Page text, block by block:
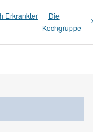
Erkrankter
Die
Kochgruppe